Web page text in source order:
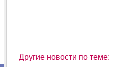
Другие новости по теме: